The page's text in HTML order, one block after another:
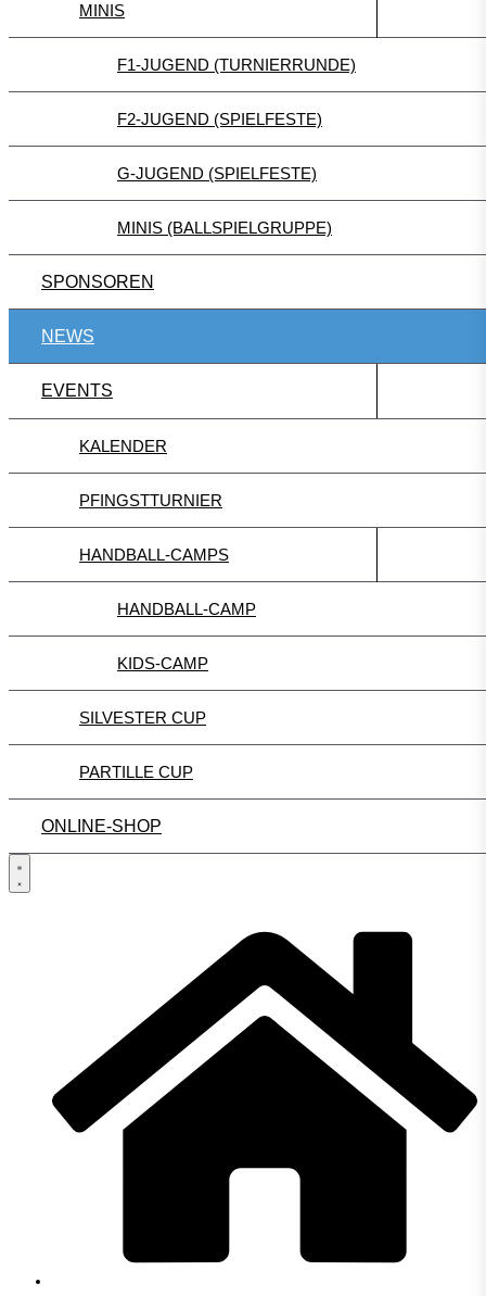
MINIS
F1-JUGEND (TURNIERRUNDE)
F2-JUGEND (SPIELFESTE)
G-JUGEND (SPIELFESTE)
MINIS (BALLSPIELGRUPPE)
SPONSOREN
NEWS
EVENTS
KALENDER
PFINGSTTURNIER
HANDBALL-CAMPS
HANDBALL-CAMP
KIDS-CAMP
SILVESTER CUP
PARTILLE CUP
ONLINE-SHOP